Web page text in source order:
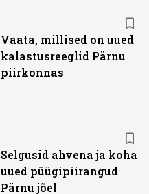
Vaata, millised on uued
kalastusreeglid Pärnu
piirkonnas
Selgusid ahvena ja koha
uued püügipiirangud
Pärnu jõel